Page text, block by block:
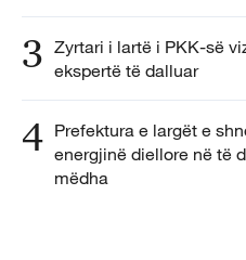
3 Zyrtari i lartë i PKK-së
ekspertë të dalluar
4 Prefektura e largët e
energjinë diellore në të
mëdha